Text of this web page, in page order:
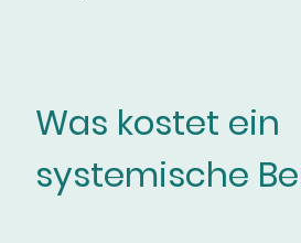
Was kostet ein
systemische